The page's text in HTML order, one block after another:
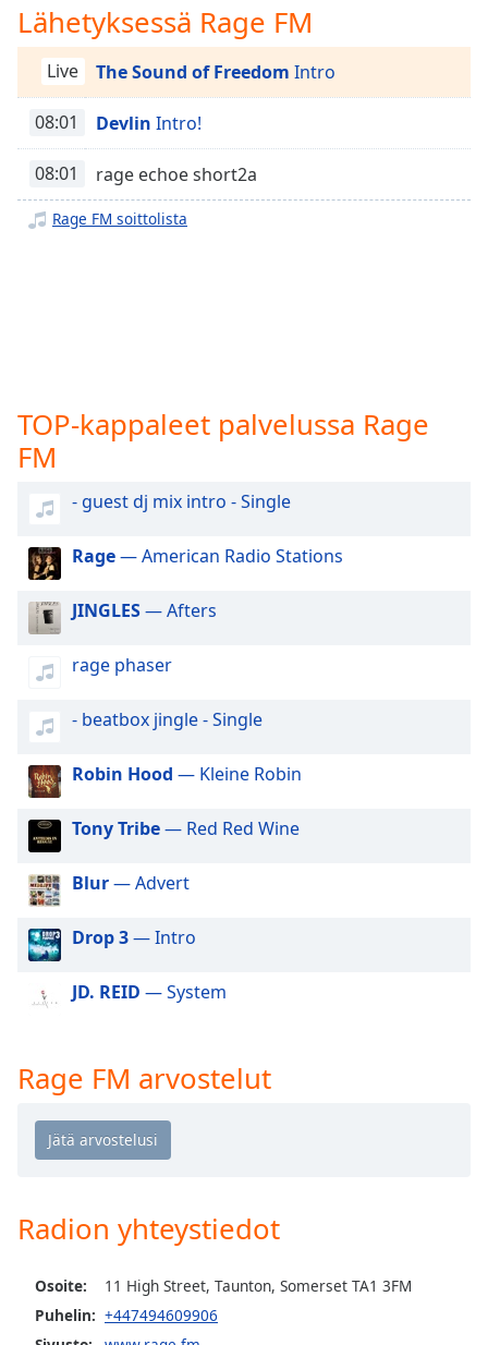
Chapters
Chapters
Descriptions
descriptions
selected
dialog
subtitles
off
Track
in-
Picture
window.
Beginning
dialog
window.
cancel
close
Background
Color
Lähetyksessä Rage FM
Live The Sound of Freedom Intro
08:01 Devlin Intro!
08:01 rage echoe short2a
Rage FM soittolista
TOP-kappaleet palvelussa Rage
FM
- guest dj mix intro - Single
Rage— American Radio Stations
JINGLES— Afters
rage phaser
- beatbox jingle - Single
Robin Hood — Kleine Robin
Tony Tribe— Red Red Wine
Blur— Advert
Drop 3— Intro
JD. REID — System
Rage FM arvostelut
Radion yhteystiedot
Osoite:
11 High Street, Taunton, Somerset TA1 3FM
Puhelin: +447494609906